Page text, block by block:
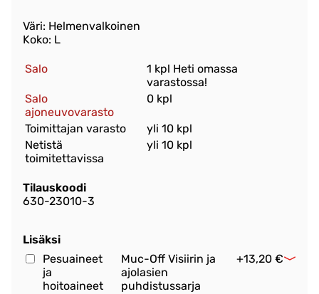
Väri: Helmenvalkoinen
Koko: L
Salo
1 kpl Heti omassa
varastossa!
Salo
ajoneuvovarasto
0 kpl
Toimittajan varasto
yli 10 kpl
Netistä
toimitettavissa
yli 10 kpl
Tilauskoodi
630-23010-3
Lisäksi
Pesuaineet
ja
hoitoaineet
Muc-Off Visiirin ja
ajolasien
puhdistussarja
+13,20 €